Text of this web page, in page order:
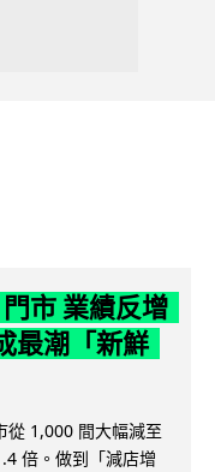
市 業績反增
最潮「新鮮
從 1,000 間大幅減至
倍。做到「減店增